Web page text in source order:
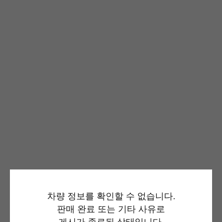
차량 정보를 확인할 수 없습니다.
판매 완료 또는 기타 사유로